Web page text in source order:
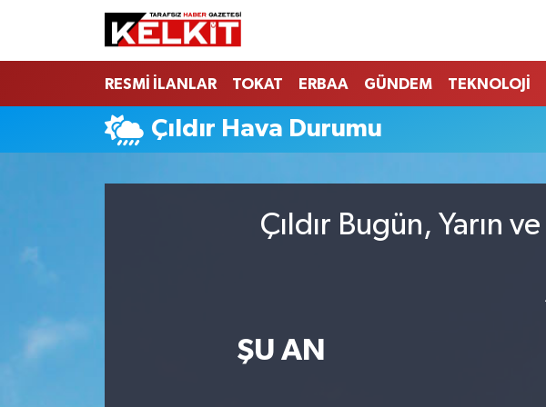
RESMİ İLANLAR TOKAT ERBAA GÜNDEM TEKNOLOJİ
Çıldır Hava Durumu
Çıldır Bugün, Yarın
ŞU AN